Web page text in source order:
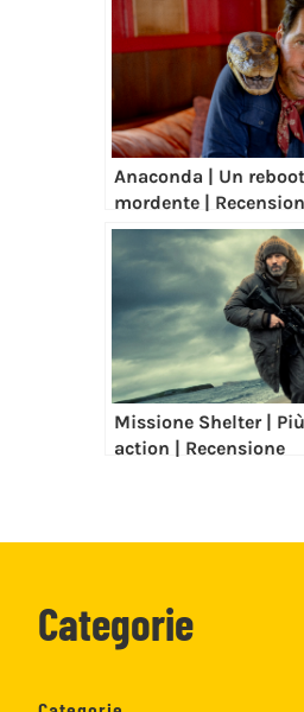
Anaconda | Un
mordente |
Missione Shelter |
action | Recensione
Categorie